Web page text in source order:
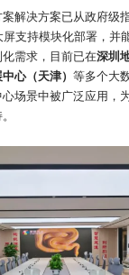
解决方案已从政府级
支持模块化部署，并
需求，目前已在深圳
中心（天津）等多个大
场景中被广泛应用，